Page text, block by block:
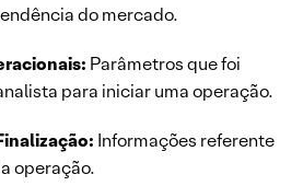
do mercado.
Parâmetros que foi
para iniciar uma operação.
Informações referente
operação.